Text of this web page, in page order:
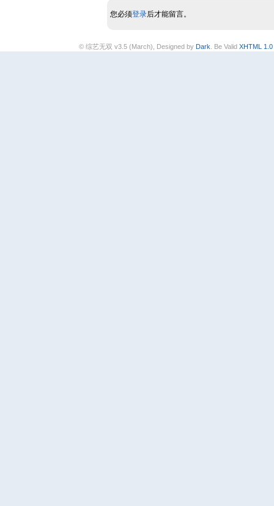
您必须登录后才能留言。
© 综艺无双 v3.5 (March), Designed by Dark . Be Valid XHTML